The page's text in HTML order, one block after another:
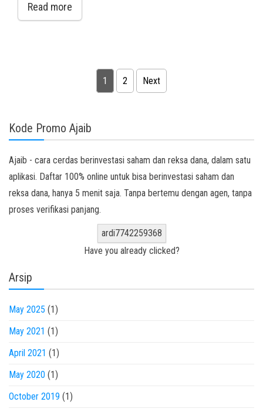
Read more
Posts pagination
1 2 Next
Kode Promo Ajaib
Ajaib - cara cerdas berinvestasi saham dan reksa dana, dalam satu
aplikasi. Daftar 100% online untuk bisa berinvestasi saham dan
reksa dana, hanya 5 menit saja. Tanpa bertemu dengan agen, tanpa
proses verifikasi panjang.
ardi7742259368
Have you already clicked?
Arsip
May 2025 (1)
May 2021 (1)
April 2021 (1)
May 2020 (1)
October 2019 (1)